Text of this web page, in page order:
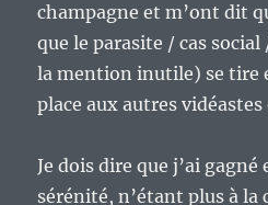
champagne et m’ont dit
que le parasite / cas
la mention inutile) se tire
place aux autres
Je dois dire que j’ai gagné
sérénité, n’étant plus à la